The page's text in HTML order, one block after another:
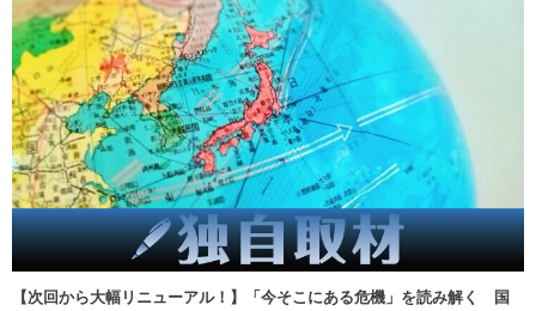
【次回から大幅リニューアル！】「今そこにある危機」を読み解く 国